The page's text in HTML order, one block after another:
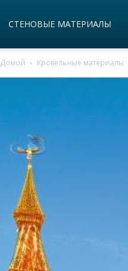
СТЕНОВЫЕ МАТЕРИАЛЫ
Домой Кровельные материалы